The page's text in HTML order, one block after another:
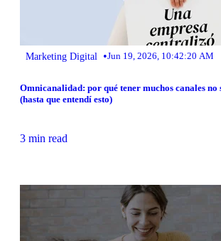
Marketing Digital •Jun 19, 2026, 10:42:20 AM
Omnicanalidad: por qué tener muchos canales no
(hasta que entendí esto)
3 min read